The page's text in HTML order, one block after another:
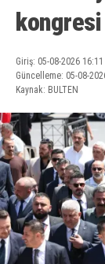
Giriş: 05-08-2026 16:11
Güncelleme: 05-08-
Kaynak: BULTEN